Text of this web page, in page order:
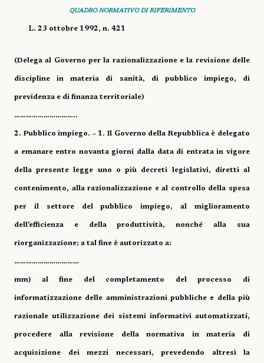
QUADRO NORMATIVO DI RIFERIMENTO
L. 23 ottobre 1992, n. 421
(Delega al Governo per la razionalizzazione e la revisione delle
discipline in materia di sanità, di pubblico impiego, di
previdenza e di finanza territoriale)
…………………………..
2. Pubblico impiego. – 1. Il Governo della Repubblica è delegato
a emanare entro novanta giorni dalla data di entrata in vigore
della presente legge uno o più decreti legislativi, diretti al
contenimento, alla razionalizzazione e al controllo della spesa
per il settore del pubblico impiego, al miglioramento
dell’efficienza e della produttività, nonché alla sua
riorganizzazione; a tal fine è autorizzato a:
……………………………
mm) al fine del completamento del processo di
informatizzazione delle amministrazioni pubbliche e della più
razionale utilizzazione dei sistemi informativi automatizzati,
procedere alla revisione della normativa in materia di
acquisizione dei mezzi necessari, prevedendo altresì la